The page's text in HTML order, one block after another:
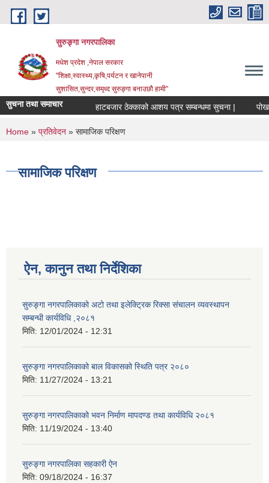
Skip to main content
सुरुङ्‍गा नगरपालिका
मधेश प्रदेश ,नेपाल सरकार
"शिक्षा,स्वास्थ्य,कृषि,पर्यटन र खानेपानी
सुशासित,सुन्दर,समृध्द सुरुङ्गा बनाउछौ हामी"
सुचना तथा समाचार हाटबजार ठेक्काको आशय पत्र सम्बन्धमा सुचना |
You are here
Home » प्रतिवेदन » सामाजिक परिक्षण
सामाजिक परिक्षण
ऐन, कानुन तथा निर्देशिका
सुरुङ्गा नगरपालिकाको अटो तथा इलेक्ट्रिक रिक्सा संचालन व्यवस्थापन
सम्बन्धी कार्यविधि ,२०८१
मिति: 12/01/2024 - 12:31
सुरुङ्गा नगरपालिकाको बाल विकासको स्थिति पत्र २०८०
मिति: 11/27/2024 - 13:21
सुरुङ्गा नगरपालिकाको भवन निर्माण मापदण्ड तथा कार्यविधि २०८१
मिति: 11/19/2024 - 13:40
सुरुङ्गा नगरपालिका सहकारी ऐन
मिति: 09/18/2024 - 16:37